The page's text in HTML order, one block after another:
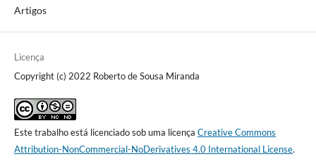
Artigos
Licença
Copyright (c) 2022 Roberto de Sousa Miranda
Este trabalho está licenciado sob uma licença Creative Commons
Attribution-NonCommercial-NoDerivatives 4.0 International License.